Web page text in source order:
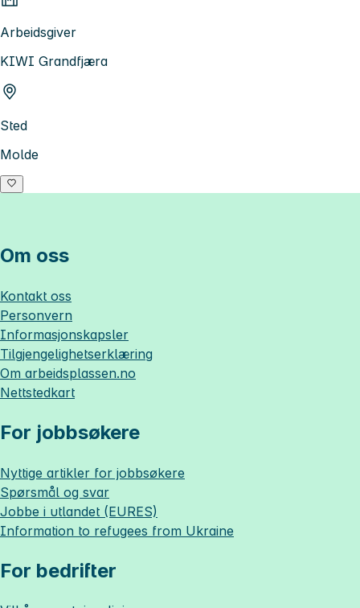
Arbeidsgiver
KIWI Grandfjæra
Sted
Molde
Om oss
Kontakt oss
Personvern
Informasjonskapsler
Tilgjengelighetserklæring
Om arbeidsplassen.no
Nettstedkart
For jobbsøkere
Nyttige artikler for jobbsøkere
Spørsmål og svar
Jobbe i utlandet (EURES)
Information to refugees from Ukraine
For bedrifter